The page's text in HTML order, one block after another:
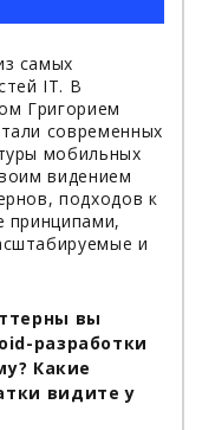
самых
IT. В
Григорием
современных
мобильных
видением
подходов к
принципами,
и
вы
разработки
Какие
видите у